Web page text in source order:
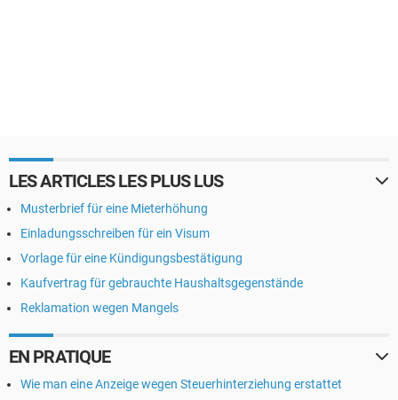
LES ARTICLES LES PLUS LUS
Musterbrief für eine Mieterhöhung
Einladungsschreiben für ein Visum
Vorlage für eine Kündigungsbestätigung
Kaufvertrag für gebrauchte Haushaltsgegenstände
Reklamation wegen Mangels
EN PRATIQUE
Wie man eine Anzeige wegen Steuerhinterziehung erstattet